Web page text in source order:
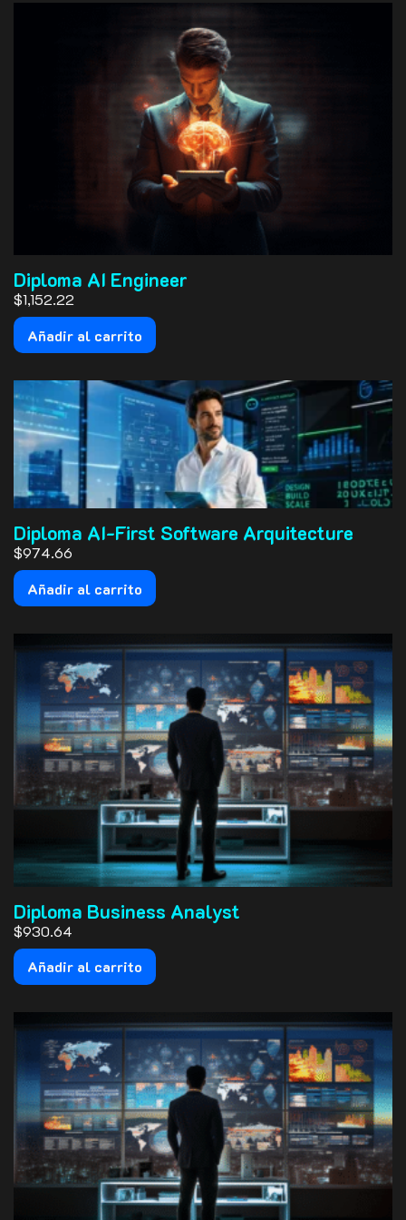
Diploma AI Engineer
$1,152.22
Añadir al carrito
Diploma AI-First Software Arquitecture
$974.66
Añadir al carrito
Diploma Business Analyst
$930.64
Añadir al carrito